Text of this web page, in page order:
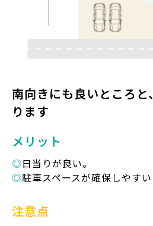
南向きにも良いところと、
ります
メリット
◎日当りが良い。
◎駐車スペースが確保しやすい
注意点